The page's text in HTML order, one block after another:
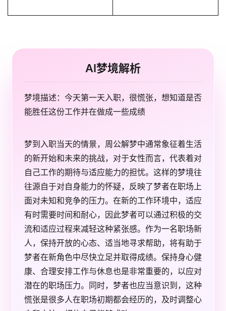
AI梦境解析
梦境描述：今天第一天入职，很慌张，想知道是否
能胜任这份工作并在做成一些成绩
梦到入职当天的情景，周公解梦中通常象征着生活
的新开始和未来的挑战，对于女性而言，代表着对
自己工作的期待与适应能力的担忧。这样的梦境往
往源自于对自身能力的怀疑，反映了梦者在职场上
面对未知和竞争的压力。在新的工作环境中，适应
有时需要时间和耐心，因此梦者可以通过积极的交
流和适应过程来减轻这种紧张感。作为一名职场新
人，保持开放的心态、适当地寻求帮助，将有助于
梦者在新角色中尽快立足并取得成绩。保持身心健
康、合理安排工作与休息也是非常重要的，以应对
潜在的职场压力。同时，梦者也应当意识到，这种
慌张是很多人在职场初期都会经历的，及时调整心